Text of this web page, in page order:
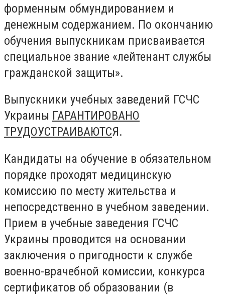
форменным обмундированием и
денежным содержанием. По окончанию
обучения выпускникам присваивается
специальное звание «лейтенант службы
гражданской защиты».
Выпускники учебных заведений ГСЧС
Украины ГАРАНТИРОВАНО
ТРУДОУСТРАИВАЮТСЯ.
Кандидаты на обучение в обязательном
порядке проходят медицинскую
комиссию по месту жительства и
непосредственно в учебном заведении.
Прием в учебные заведения ГСЧС
Украины проводится на основании
заключения о пригодности к службе
военно-врачебной комиссии, конкурса
сертификатов об образовании (в